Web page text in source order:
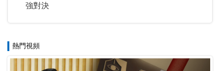
強對決
熱門視頻